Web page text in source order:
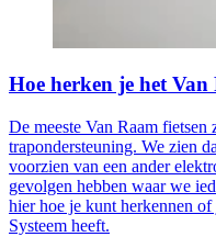
Hoe herken je het Van
De meeste Van Raam
trapondersteuning. We zien
voorzien van een ander
gevolgen hebben waar we
hier hoe je kunt herkennen
Systeem heeft.